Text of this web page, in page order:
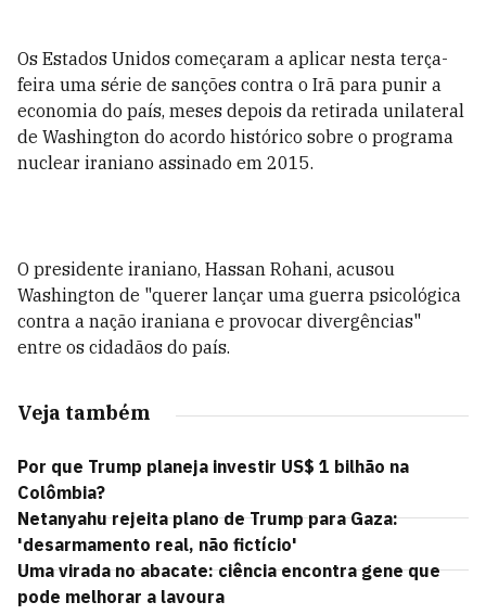
Os Estados Unidos começaram a aplicar nesta terça-
feira uma série de sanções contra o Irã para punir a
economia do país, meses depois da retirada unilateral
de Washington do acordo histórico sobre o programa
nuclear iraniano assinado em 2015.
O presidente iraniano, Hassan Rohani, acusou
Washington de "querer lançar uma guerra psicológica
contra a nação iraniana e provocar divergências"
entre os cidadãos do país.
Veja também
Por que Trump planeja investir US$ 1 bilhão na
Colômbia?
Netanyahu rejeita plano de Trump para Gaza:
'desarmamento real, não fictício'
Uma virada no abacate: ciência encontra gene que
pode melhorar a lavoura